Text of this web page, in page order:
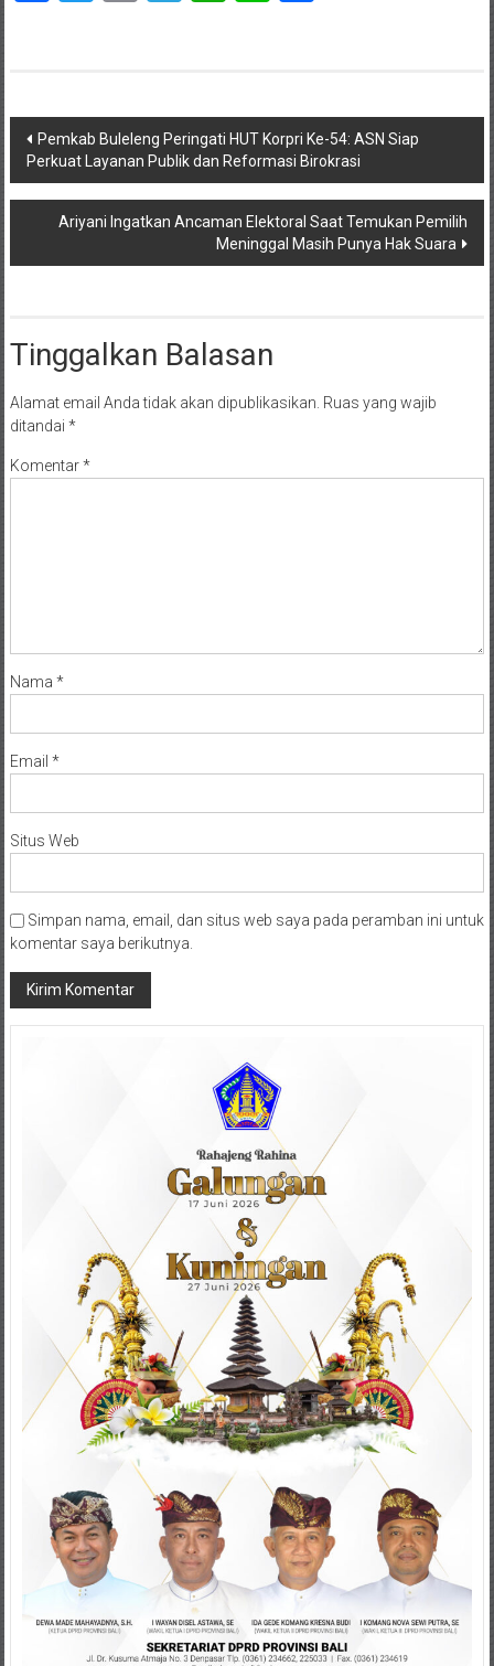
Navigasi
pos
Pemkab Buleleng Peringati HUT Korpri Ke-54: ASN Siap
Perkuat Layanan Publik dan Reformasi Birokrasi
Ariyani Ingatkan Ancaman Elektoral Saat Temukan Pemilih
Meninggal Masih Punya Hak Suara
Tinggalkan Balasan
Alamat email Anda tidak akan dipublikasikan. Ruas yang wajib
ditandai *
Komentar*
Nama *
Email *
Situs Web
Simpan nama, email, dan situs web saya pada peramban ini untuk
komentar saya berikutnya.